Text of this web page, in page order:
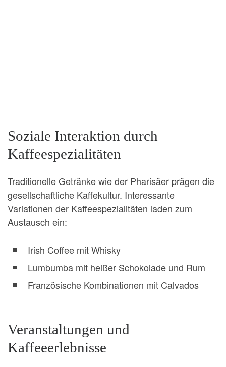
Soziale Interaktion durch
Kaffeespezialitäten
Traditionelle Getränke wie der Pharisäer prägen die
gesellschaftliche Kaffekultur. Interessante
Variationen der Kaffeespezialitäten laden zum
Austausch ein:
Irish Coffee mit Whisky
Lumbumba mit heißer Schokolade und Rum
Französische Kombinationen mit Calvados
Veranstaltungen und
Kaffeeerlebnisse